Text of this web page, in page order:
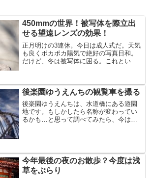
450mmの世界！被写体を際立出
せる望遠レンズの効果！
正月明けの3連休。今日は成人式だ。天気
も良くポカポカ陽気で絶好の写真日和。
だけど、冬は被写体に困る。これといっ
上野動物園と言えば、パンダのシャンシ
ャン。シャンシャンは日...
後楽園ゆうえんちの観覧車を撮る
後楽園ゆうえんちは、水道橋にある遊園
地です。もしかしたら名称が変わってい
るかも…と思って調べてみたら、今は
今年最後の夜のお散歩？今度は浅
草をぶらり